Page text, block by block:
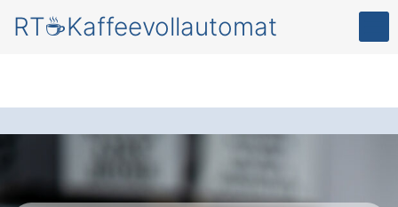
RT☕Kaffeevollautomat